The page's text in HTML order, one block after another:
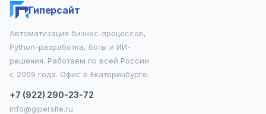
Гиперсайт
Автоматизация бизнес-процессов,
Python-разработка, боты и ИИ-
решения. Работаем по всей России
с 2009 года. Офис в Екатеринбурге.
+7 (922) 290-23-72
info@gipersite.ru